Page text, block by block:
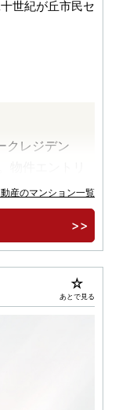
世紀が丘市民セ
クレジデン
物件エントリ
産のマンション一覧
あとで見る